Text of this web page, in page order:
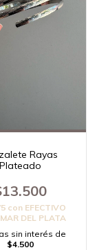
Rayas
Plateado
con EFECTIVO
DEL PLATA
sin interés de
$4.500